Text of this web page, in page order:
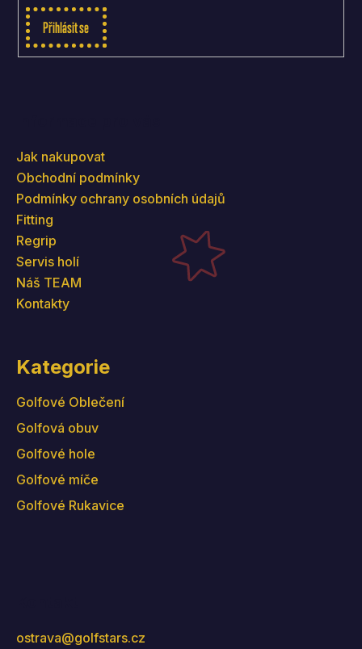
Přihlásit se
Jak nakupovat
Obchodní podmínky
Podmínky ochrany osobních údajů
Fitting
Regrip
Servis holí
Náš TEAM
Kontakty
Kategorie
Golfové Oblečení
Golfová obuv
Golfové hole
Golfové míče
Golfové Rukavice
ostrava@golfstars.cz